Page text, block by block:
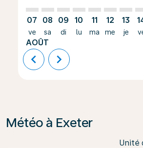
07
ve
AOÛT
08
sa
09
di
10
lu
11
ma
12
me
13
je
chevron_left chevron_right
Météo à Exeter
Unité